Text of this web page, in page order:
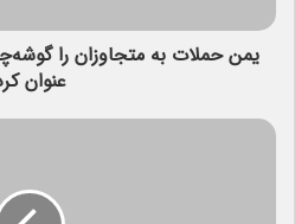
یمن حملات به متجاوزان را
عنوان